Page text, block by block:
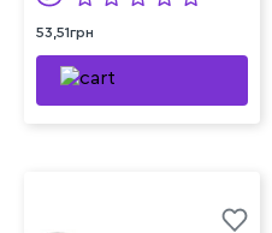
53,51грн